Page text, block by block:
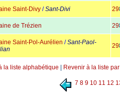
Saint-Divy /Sant-Divi 29
de Trézien 29
Saint-Pol-Aurélien /Sant-Paol-
29
la liste alphabétique Revenir à la liste
7 8 9 10 11 12